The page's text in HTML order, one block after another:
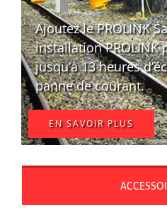
Ajoutez le PROLINK
installation PROLINK
jusqu’à 13 heures
panne de courant.
EN SAVOIR PLUS